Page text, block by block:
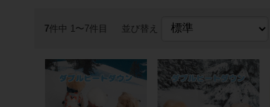
7件中 1〜7件目 並び替え